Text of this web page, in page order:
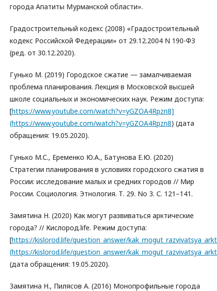
города Апатиты Мурманской области».
Градостроительный кодекс (2008) «Градостроительный
кодекс Российской Федерации» от 29.12.2004 N 190-ФЗ
(ред. от 30.12.2020).
Гунько М. (2019) Городское сжатие — замалчиваемая
проблема планирования. Лекция в Московской высшей
школе социальных и экономических наук. Режим доступа:
[https://www.youtube.com/watch?v=yGZOA4Rpzn8]
(https://www.youtube.com/watch?v=yGZOA4Rpzn8) (дата
обращения: 19.05.2020).
Гунько М.С., Еременко Ю.А., Батунова Е.Ю. (2020)
Стратегии планирования в условиях городского сжатия в
России: исследование малых и средних городов // Мир
России. Социология. Этнология. Т. 29. No 3. С. 121–141.
Замятина Н. (2020) Как могут развиваться арктические
города? // Кислород.life. Режим доступа:
[https://kislorod.life/question_answer/
(https://kislorod.life/question_answer/
(дата обращения: 19.05.2020).
Замятина Н., Пилясов А. (2016) Монопрофильные города